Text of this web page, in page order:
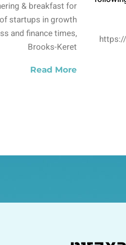
& breakfast for
startups in growth
and finance times,
Brooks-Keret
Read More